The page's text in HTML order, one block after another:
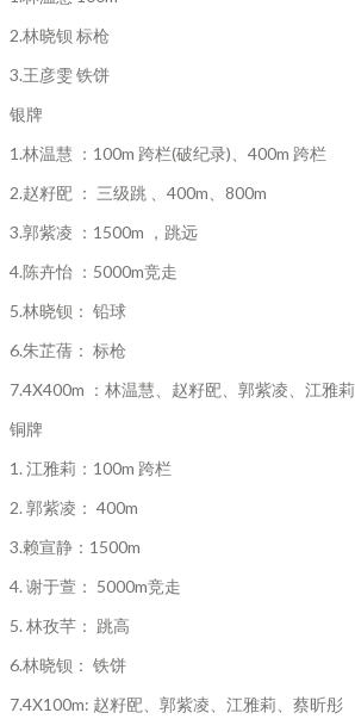
2.林晓钡 标枪
3.王彦雯 铁饼
银牌
1.林温慧 ：100m 跨栏(破纪录)、400m 跨栏
2.赵籽巸 ： 三级跳 、400m、800m
3.郭紫凌 ：1500m ，跳远
4.陈卉怡 ：5000m竞走
5.林晓钡： 铅球
6.朱芷蒨： 标枪
7.4X400m ：林温慧、赵籽巸、郭紫凌、江雅莉
铜牌
1. 江雅莉：100m 跨栏
2. 郭紫凌： 400m
3.赖宣静：1500m
4. 谢于萱： 5000m竞走
5. 林孜芊： 跳高
6.林晓钡： 铁饼
7.4X100m: 赵籽巸、郭紫凌、江雅莉、蔡昕彤